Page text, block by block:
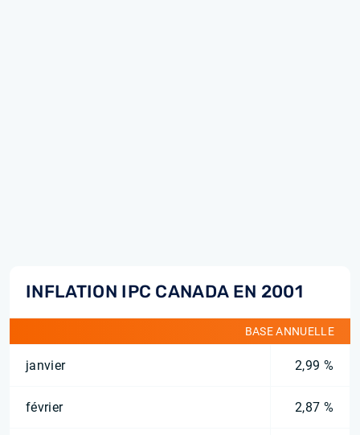
INFLATION IPC CANADA EN 2001
BASE ANNUELLE
janvier 2,99 %
février 2,87 %